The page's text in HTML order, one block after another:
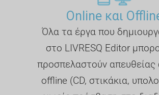
Online και
Όλα τα έργα που
στο LIVRESQ Editor
προσπελαστούν απευθείας
offline (CD, στικάκια,